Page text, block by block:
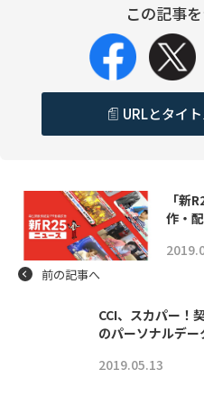
この記事
URLとタイ
「新
作・
前の記事へ
CCI、スカパー！
のパーソナルデ
2019.05.13